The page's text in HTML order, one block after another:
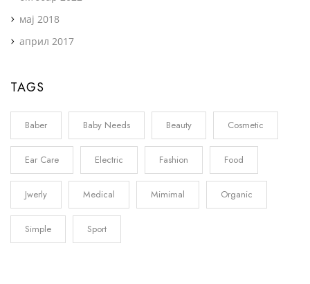
мај 2018
април 2017
TAGS
Baber Baby Needs Beauty Cosmetic
Ear Care Electric Fashion Food
Jwerly Medical Mimimal Organic
Simple Sport